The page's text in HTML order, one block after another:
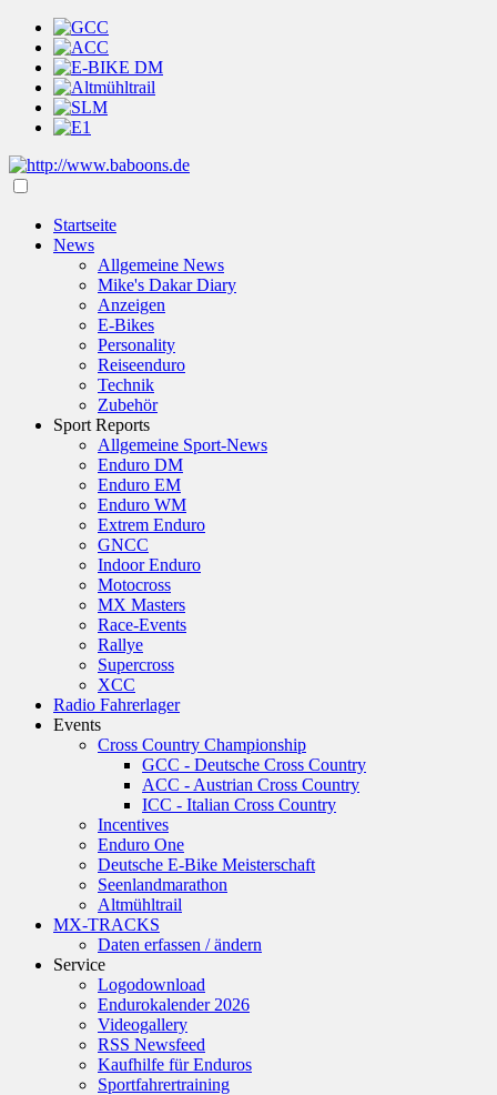
Startseite
News
Allgemeine News
Mike's Dakar Diary
Anzeigen
E-Bikes
Personality
Reiseenduro
Technik
Zubehör
Sport Reports
Allgemeine Sport-News
Enduro DM
Enduro EM
Enduro WM
Extrem Enduro
GNCC
Indoor Enduro
Motocross
MX Masters
Race-Events
Rallye
Supercross
XCC
Radio Fahrerlager
Events
Cross Country Championship
GCC - Deutsche Cross Country
ACC - Austrian Cross Country
ICC - Italian Cross Country
Incentives
Enduro One
Deutsche E-Bike Meisterschaft
Seenlandmarathon
Altmühltrail
MX-TRACKS
Daten erfassen / ändern
Service
Logodownload
Endurokalender 2026
Videogallery
RSS Newsfeed
Kaufhilfe für Enduros
Sportfahrertraining